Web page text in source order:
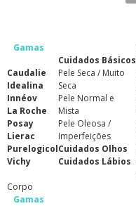
Gamas
Caudalie
Idealina
Innéov
La Roche
Posay
Lierac
Purelogicol
Vichy
Cuidados Básicos
Pele Seca / Muito
Seca
Pele Normal e
Mista
Pele Oleosa /
Imperfeições
Cuidados Olhos
Cuidados Lábios
Corpo
Gamas